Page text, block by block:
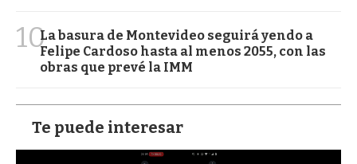
10La basura de Montevideo seguirá yendo a
Felipe Cardoso hasta al menos 2055, con las
obras que prevé la IMM
Te puede interesar